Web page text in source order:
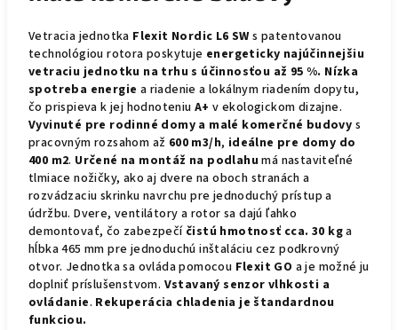
Vetracia jednotka Flexit Nordic L6 SWs patentovanou
technológiou rotora poskytuje energeticky najúčinnejšiu
vetraciu jednotku na trhu s účinnosťou až 95 %. Nízka
spotreba energie a riadenie a lokálnym riadením dopytu,
čo prispieva k jej hodnoteniu A+ v ekologickom dizajne.
Vyvinuté pre rodinné domy a malé komerčné budovy s
pracovným rozsahom až 600 m3/h, ideálne pre domy do
400 m2. Určené na montáž na podlahu má nastaviteľné
tlmiace nožičky, ako aj dvere na oboch stranách a
rozvádzaciu skrinku navrchu pre jednoduchý prístup a
údržbu. Dvere, ventilátory a rotor sa dajú ľahko
demontovať, čo zabezpečí čistú hmotnosť cca. 30 kga
hĺbka 465 mmpre jednoduchú inštaláciu cez podkrovný
otvor. Jednotka sa ovláda pomocou Flexit GO a je možné ju
doplniť príslušenstvom. Vstavaný senzor vlhkosti a
ovládanie. Rekuperácia chladenia je štandardnou
funkciou.